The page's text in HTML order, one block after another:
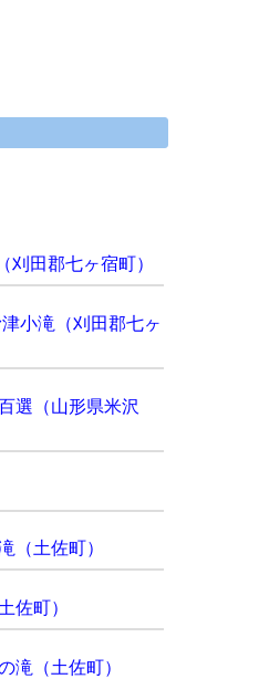
刈田郡七ヶ宿町）
小滝（刈田郡七ヶ
選（山形県米沢
（土佐町）
佐町）
滝（土佐町）